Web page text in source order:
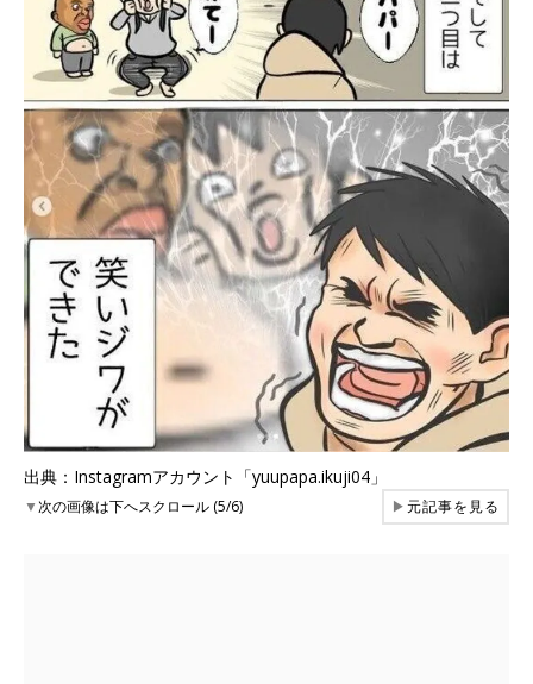
出典：Instagramアカウント「yuupapa.ikuji04」
▼次の画像は下へスクロール (5/6) ▶元記事を見る